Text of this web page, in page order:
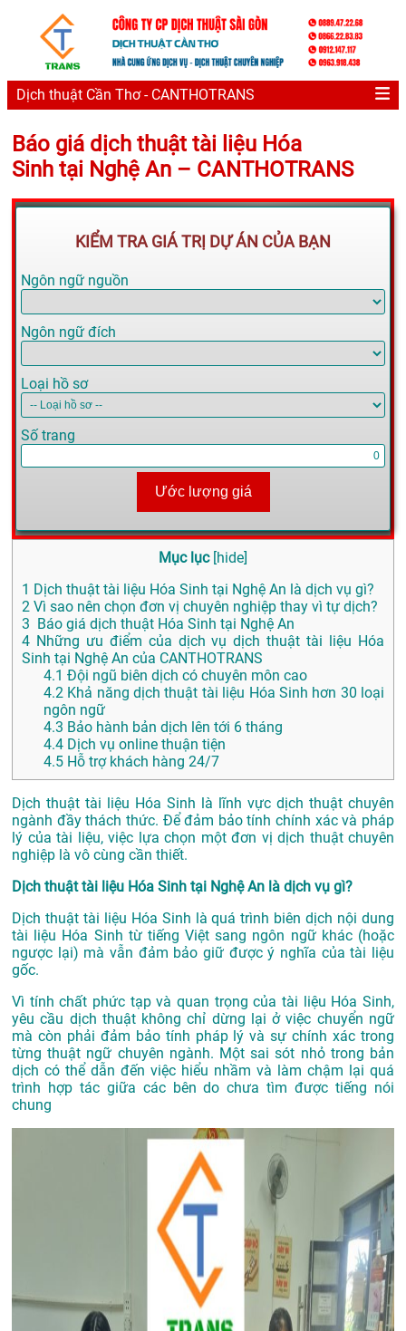
Dịch thuật Cần Thơ - CANTHOTRANS
Báo giá dịch thuật tài liệu Hóa
Sinh tại Nghệ An – CANTHOTRANS
KIỂM TRA GIÁ TRỊ DỰ ÁN CỦA BẠN
Ngôn ngữ nguồn
Ngôn ngữ đích
Loại hồ sơ
Số trang
Ước lượng giá
Mục lục [hide]
1 Dịch thuật tài liệu Hóa Sinh tại Nghệ An là dịch vụ gì?
2 Vì sao nên chọn đơn vị chuyên nghiệp thay vì tự dịch?
3 Báo giá dịch thuật Hóa Sinh tại Nghệ An
4 Những ưu điểm của dịch vụ dịch thuật tài liệu Hóa
Sinh tại Nghệ An của CANTHOTRANS
4.1 Đội ngũ biên dịch có chuyên môn cao
4.2 Khả năng dịch thuật tài liệu Hóa Sinh hơn 30 loại
ngôn ngữ
4.3 Bảo hành bản dịch lên tới 6 tháng
4.4 Dịch vụ online thuận tiện
4.5 Hỗ trợ khách hàng 24/7
Dịch thuật tài liệu Hóa Sinh là lĩnh vực dịch thuật chuyên
ngành đầy thách thức. Để đảm bảo tính chính xác và pháp
lý của tài liệu, việc lựa chọn một đơn vị dịch thuật chuyên
nghiệp là vô cùng cần thiết.
Dịch thuật tài liệu Hóa Sinh tại Nghệ An là dịch vụ gì?
Dịch thuật tài liệu Hóa Sinh là quá trình biên dịch nội dung
tài liệu Hóa Sinh từ tiếng Việt sang ngôn ngữ khác (hoặc
ngược lại) mà vẫn đảm bảo giữ được ý nghĩa của tài liệu
gốc.
Vì tính chất phức tạp và quan trọng của tài liệu Hóa Sinh,
yêu cầu dịch thuật không chỉ dừng lại ở việc chuyển ngữ
mà còn phải đảm bảo tính pháp lý và sự chính xác trong
từng thuật ngữ chuyên ngành. Một sai sót nhỏ trong bản
dịch có thể dẫn đến việc hiểu nhầm và làm chậm lại quá
trình hợp tác giữa các bên do chưa tìm được tiếng nói
chung